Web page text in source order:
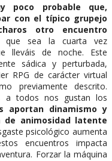
poco probable que,
con el típico grupejo
otro encuentro
que sea la cuarta vez
lleváis de noche. Este
sádica y perturbada,
RPG de carácter virtual
previamente descrito.
a todos nos gustan los
aportan dinamismo y
animosidad latente
psicológico aumenta
encuentros impacta
Forzar la máquina